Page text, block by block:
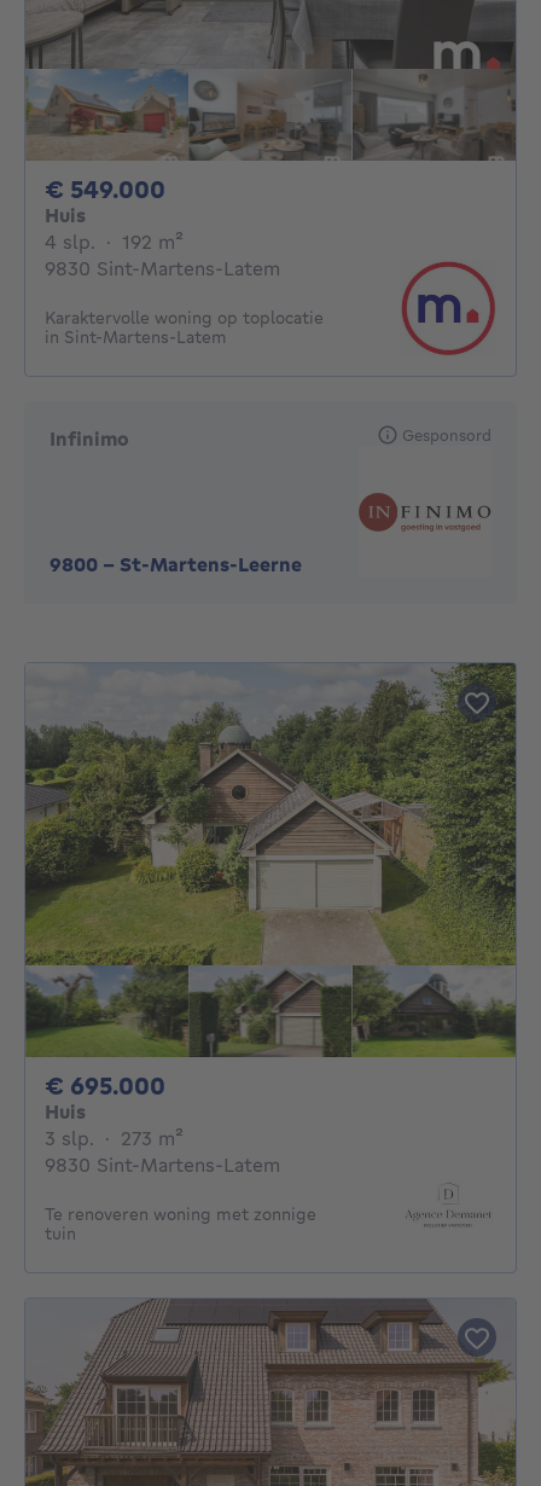
€ 549.000
Huis
4 slp. 4 slaapkamers
· 192 m²
9830 Sint-Martens-Latem
Karaktervolle woning op toplocatie
in Sint-Martens-Latem
Infinimo
9800 - St-Martens-Leerne
Gesponsord
€ 695.000
Huis
3 slp. 3 slaapkamers
· 273 m²
9830 Sint-Martens-Latem
Te renoveren woning met zonnige
tuin